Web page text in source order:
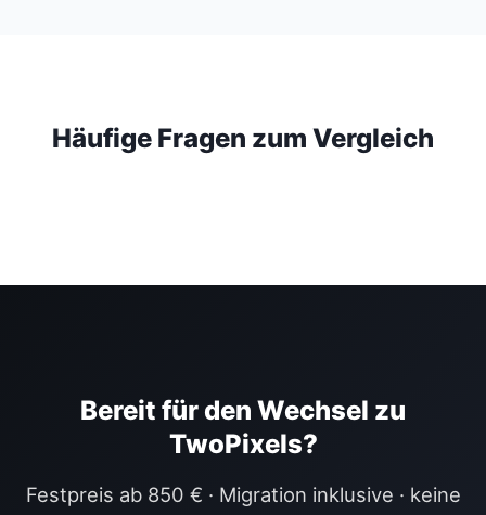
Häufige Fragen zum Vergleich
Bereit für den Wechsel zu
TwoPixels?
Festpreis ab 850 € · Migration inklusive · keine